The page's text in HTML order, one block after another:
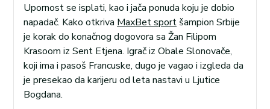
Upornost se isplati, kao i jača ponuda koju je dobio
napadač. Kako otkriva MaxBet sport šampion Srbije
je korak do konačnog dogovora sa Žan Filipom
Krasoom iz Sent Etjena. Igrač iz Obale Slonovače,
koji ima i pasoš Francuske, dugo je vagao i izgleda da
je presekao da karijeru od leta nastavi u Ljutice
Bogdana.